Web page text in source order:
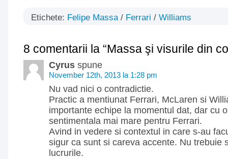
Etichete: Felipe Massa/ Ferrari / Williams
8 comentarii la “Massa şi visurile din
Cyrus spune
November 12th, 2013 la 1:28 pm
Nu vad nici o contradictie.
Practic a mentiunat Ferrari, McLaren si
importante echipe la momentul dat, dar cu
sentimentala mai mare pentru Ferrari.
Avind in vedere si contextul in care s-au
sigur ca sunt si careva accente. Nu trebuie
lucrurile.